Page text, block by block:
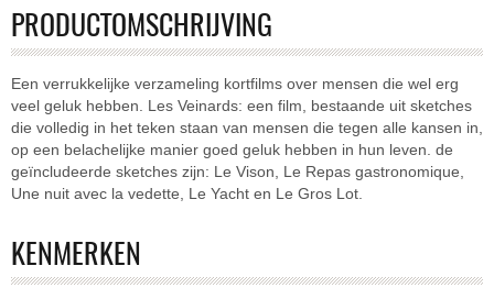
PRODUCTOMSCHRIJVING
Een verrukkelijke verzameling kortfilms over mensen die wel erg
veel geluk hebben. Les Veinards: een film, bestaande uit sketches
die volledig in het teken staan van mensen die tegen alle kansen in,
op een belachelijke manier goed geluk hebben in hun leven. de
geïncludeerde sketches zijn: Le Vison, Le Repas gastronomique,
Une nuit avec la vedette, Le Yacht en Le Gros Lot.
KENMERKEN